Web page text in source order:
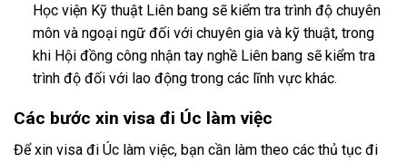
Học viện Kỹ thuật Liên bang sẽ kiểm tra trình độ chuyên
môn và ngoại ngữ đối với chuyên gia và kỹ thuật, trong
khi Hội đồng công nhận tay nghề Liên bang sẽ kiểm tra
trình độ đối với lao động trong các lĩnh vực khác.
Các bước xin visa đi Úc làm việc
Để xin visa đi Úc làm việc, bạn cần làm theo các thủ tục đi